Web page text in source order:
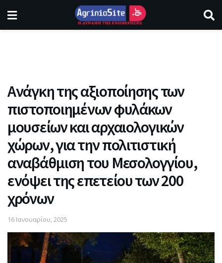
Aνάγκη της αξιοποίησης των
πιστοποιημένων φυλάκων
μουσείων και αρχαιολογικών
χώρων, για την πολιτιστική
αναβάθμιση του Μεσολογγίου,
ενόψει της επετείου των 200
χρόνων
16 Ιανουαρίου, 2025